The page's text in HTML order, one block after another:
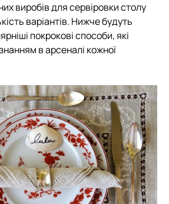
виробів для сервіровки столу
варіантів. Нижче будуть
покрокові способи, які
в арсеналі кожної